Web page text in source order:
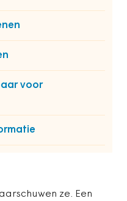
voor
ze. Een